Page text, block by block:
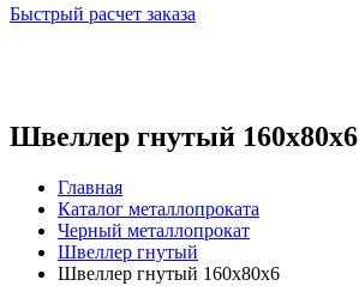
Быстрый расчет заказа
Швеллер гнутый 160x80x6
Главная
Каталог металлопроката
Черный металлопрокат
Швеллер гнутый
Швеллер гнутый 160x80x6